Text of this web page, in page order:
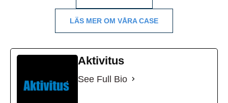
LÄS MER OM VÅRA CASE
Aktivitus
See Full Bio